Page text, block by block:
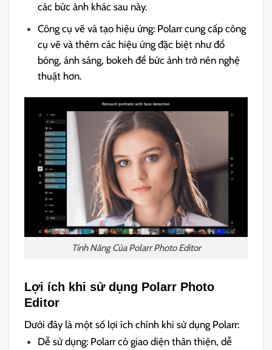
các bức ảnh khác sau này.
Công cụ vẽ và tạo hiệu ứng: Polarr cung cấp công
cụ vẽ và thêm các hiệu ứng đặc biệt như đổ
bóng, ánh sáng, bokeh để bức ảnh trở nên nghệ
thuật hơn.
Tính Năng Của Polarr Photo Editor
Lợi ích khi sử dụng Polarr Photo
Editor
Dưới đây là một số lợi ích chính khi sử dụng Polarr:
Dễ sử dụng: Polarr có giao diện thân thiện, dễ